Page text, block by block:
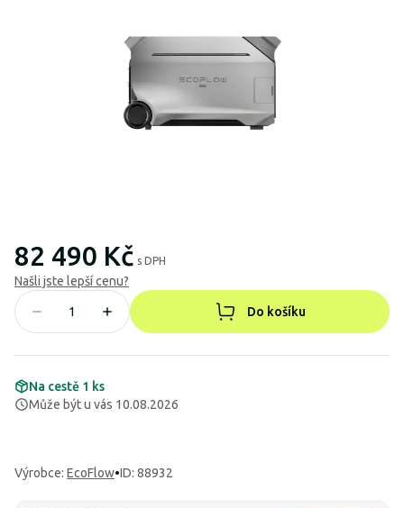
82 490 Kč s DPH
Našli jste lepší cenu?
Do košíku
Na cestě 1 ks
Může být u vás 10.08.2026
Výrobce: EcoFlow•ID: 88932